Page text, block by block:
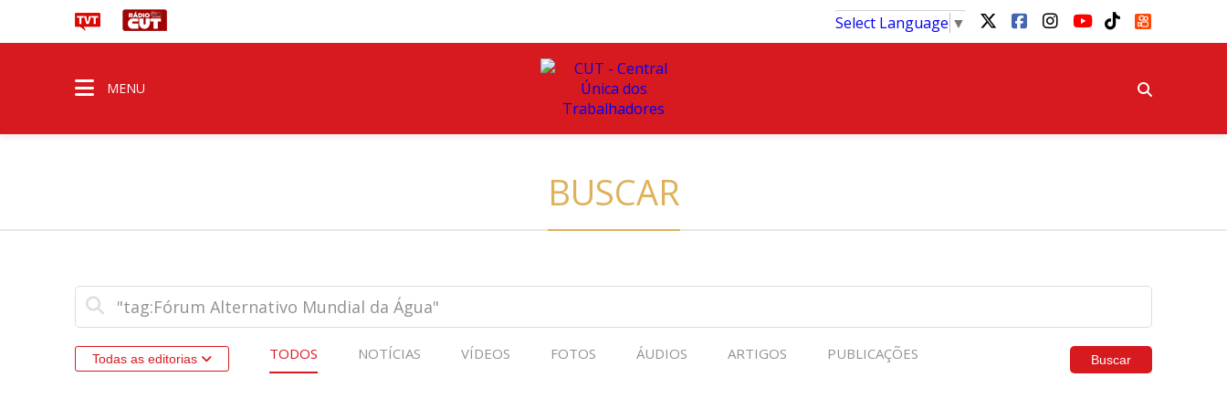
Select Language ▼
MENU
BUSCAR
Todas as editorias TODOS NOTÍCIAS VÍDEOS FOTOS ÁUDIOS ARTIGOS PUBLICAÇÕES Buscar